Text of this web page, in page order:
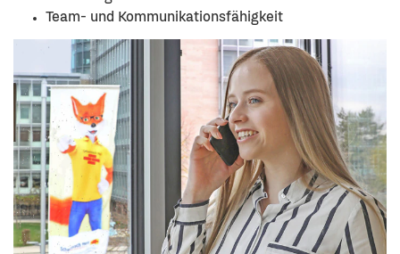
Team- und Kommunikationsfähigkeit